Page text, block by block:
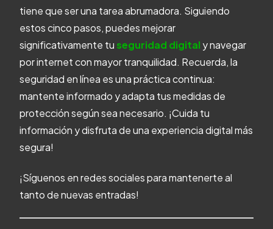
tiene que ser una tarea abrumadora. Siguiendo
estos cinco pasos, puedes mejorar
significativamente tu seguridad digital y navegar
por internet con mayor tranquilidad. Recuerda, la
seguridad en línea es una práctica continua:
mantente informado y adapta tus medidas de
protección según sea necesario. ¡Cuida tu
información y disfruta de una experiencia digital más
segura!
¡Síguenos en redes sociales para mantenerte al
tanto de nuevas entradas!